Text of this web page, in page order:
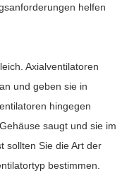
helfen
Axialventilatoren
und geben sie in
hingegen
saugt und sie im
sollten Sie die Art der
bestimmen.